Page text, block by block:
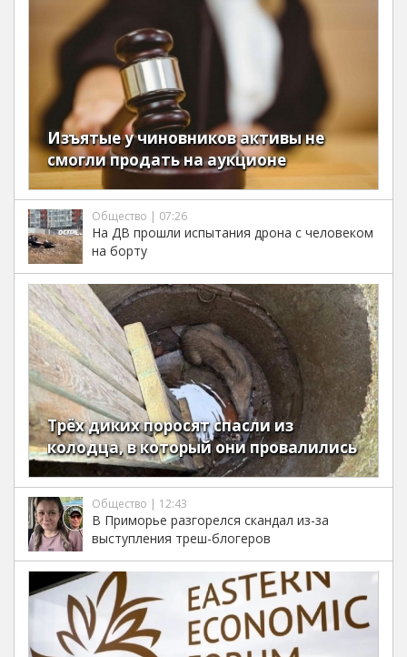
Изъятые у чиновников активы не
смогли продать на аукционе
Общество | 07:26
На ДВ прошли испытания дрона с человеком
на борту
Трёх диких поросят спасли из
колодца, в который они провалились
Общество | 12:43
В Приморье разгорелся скандал из-за
выступления треш-блогеров